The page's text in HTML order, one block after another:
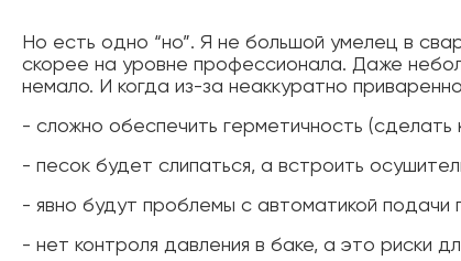
Но есть одно “но”. Я не большой умелец в
скорее на уровне профессионала. Даже
немало. И когда из-за неаккуратно
- сложно обеспечить герметичность (сделать
- песок будет слипаться, а встроить
- явно будут проблемы с автоматикой подачи
- нет контроля давления в баке, а это риски